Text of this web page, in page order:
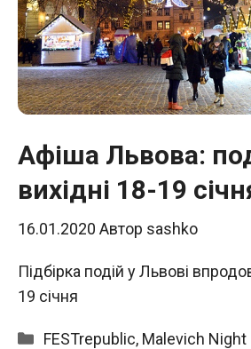
Афіша Львова:
вихідні 18-19
16.01.2020 Автор sashko
Підбірка подій у Львові
19 січня
Категорії
FESTrepublic, Malevich Night